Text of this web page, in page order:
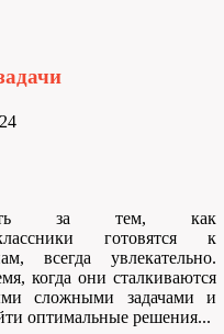
за тем, как
готовятся к
всегда увлекательно.
когда они сталкиваются
сложными задачами и
оптимальные решения.